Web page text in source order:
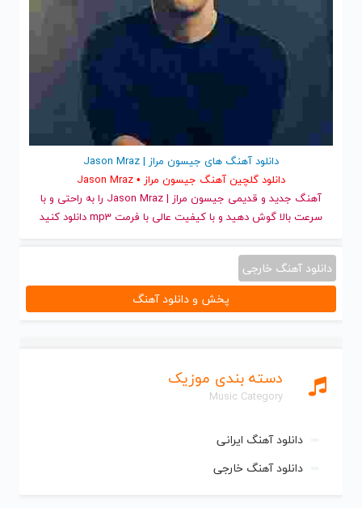
دسته بندی موزیک
Music Category
دانلود آهنگ ایرانی
دانلود آهنگ خارجی
دانلود آهنگ های جیسون مراز | Jason Mraz
دانلود گلچین آهنگ جیسون مراز • Jason Mraz
آهنگ جدید
و قدیمی جیسون مراز | Jason Mraz را به راحتی و با
سرعت بالا گوش دهید و با کیفیت عالی با فرمت mp3 دانلود کنید
دانلود آهنگ خارجی
پخش و دانلود آهنگ